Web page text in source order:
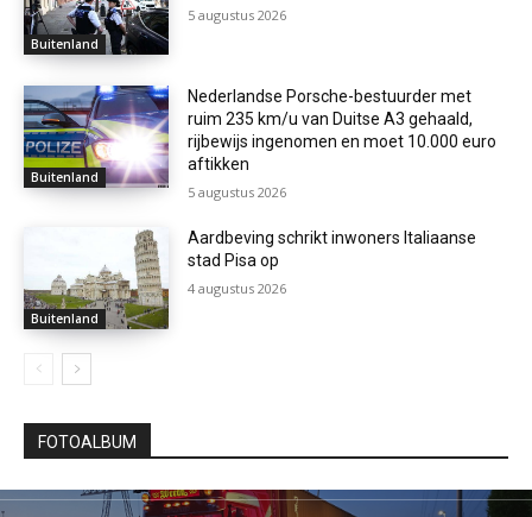
Buitenland
5 augustus 2026
Buitenland
Nederlandse Porsche-bestuurder met
ruim 235 km/u van Duitse A3 gehaald,
rijbewijs ingenomen en moet 10.000 euro
aftikken
5 augustus 2026
Buitenland
Aardbeving schrikt inwoners Italiaanse
stad Pisa op
4 augustus 2026
FOTOALBUM